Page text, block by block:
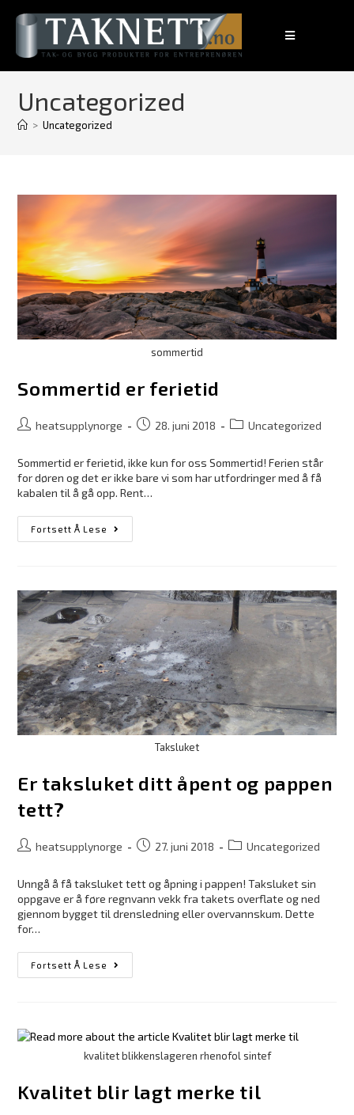
Uncategorized
> Uncategorized
sommertid
Sommertid er ferietid
heatsupplynorge 28. juni 2018 Uncategorized
Sommertid er ferietid, ikke kun for oss Sommertid! Ferien står
for døren og det er ikke bare vi som har utfordringer med å få
kabalen til å gå opp. Rent…
Fortsett Å Lese
Taksluket
Er taksluket ditt åpent og pappen
tett?
heatsupplynorge 27. juni 2018 Uncategorized
Unngå å få taksluket tett og åpning i pappen! Taksluket sin
oppgave er å føre regnvann vekk fra takets overflate og ned
gjennom bygget til drensledning eller overvannskum. Dette
for…
Fortsett Å Lese
kvalitet blikkenslageren rhenofol sintef
Kvalitet blir lagt merke til